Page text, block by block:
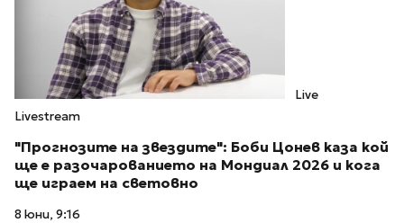
Live
Livestream
"Прогнозите на звездите": Боби Цонев каза кой
ще е разочарованието на Мондиал 2026 и кога
ще играем на световно
8 юни, 9:16